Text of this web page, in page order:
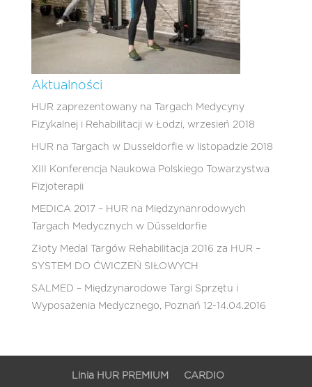
Aktualności
HUR zaprezentowany na Targach Medycyny
Fizykalnej i Rehabilitacji w Łodzi, wrzesień 2018
HUR na Targach w Dusseldorfie w listopadzie 2018
XIII Konferencja Naukowa Polskiego Towarzystwa
Fizjoterapii
MEDICA 2017 – HUR na Międzynanrodowych
Targach Medycznych w Düsseldorfie
Złoty Medal Targów Rehabilitacja 2016 za HUR –
SYSTEM DO ĆWICZEŃ SIŁOWYCH
SALMED – Międzynarodowe Targi Sprzętu i
Wyposażenia Medycznego, Poznań 12-14.04.2016
Linia HUR PREMIUM CARDIO